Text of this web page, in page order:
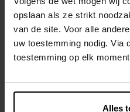
opslaan als ze strikt
van de site. Voor alle
uw toestemming nodig. Via
toestemming op elk
Alles
IKKS
Don't Break my Vibes - Be
Free Spirit